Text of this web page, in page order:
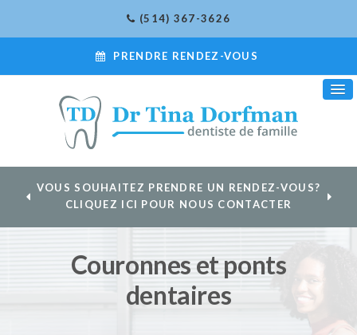
(514) 367-3626
PRENDRE RENDEZ-VOUS
VOUS SOUHAITEZ PRENDRE UN RENDEZ-VOUS?
CLIQUEZ ICI POUR NOUS CONTACTER
Couronnes et ponts
dentaires